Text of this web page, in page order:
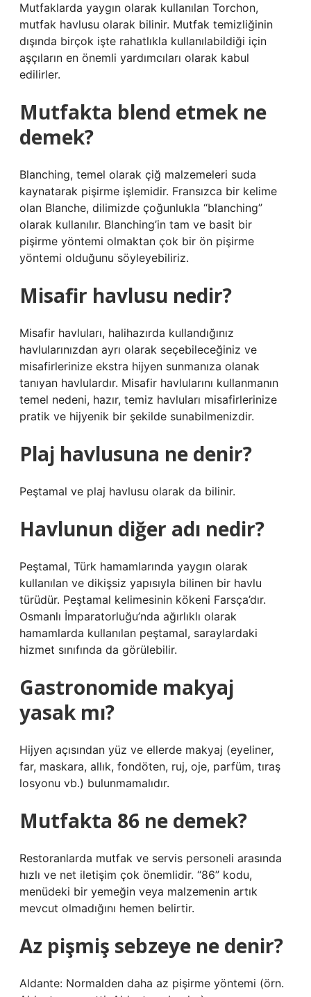
Mutfaklarda yaygın olarak kullanılan Torchon,
mutfak havlusu olarak bilinir. Mutfak temizliğinin
dışında birçok işte rahatlıkla kullanılabildiği için
aşçıların en önemli yardımcıları olarak kabul
edilirler.
Mutfakta blend etmek ne
demek?
Blanching, temel olarak çiğ malzemeleri suda
kaynatarak pişirme işlemidir. Fransızca bir kelime
olan Blanche, dilimizde çoğunlukla “blanching”
olarak kullanılır. Blanching’in tam ve basit bir
pişirme yöntemi olmaktan çok bir ön pişirme
yöntemi olduğunu söyleyebiliriz.
Misafir havlusu nedir?
Misafir havluları, halihazırda kullandığınız
havlularınızdan ayrı olarak seçebileceğiniz ve
misafirlerinize ekstra hijyen sunmanıza olanak
tanıyan havlulardır. Misafir havlularını kullanmanın
temel nedeni, hazır, temiz havluları misafirlerinize
pratik ve hijyenik bir şekilde sunabilmenizdir.
Plaj havlusuna ne denir?
Peştamal ve plaj havlusu olarak da bilinir.
Havlunun diğer adı nedir?
Peştamal, Türk hamamlarında yaygın olarak
kullanılan ve dikişsiz yapısıyla bilinen bir havlu
türüdür. Peştamal kelimesinin kökeni Farsça’dır.
Osmanlı İmparatorluğu’nda ağırlıklı olarak
hamamlarda kullanılan peştamal, saraylardaki
hizmet sınıfında da görülebilir.
Gastronomide makyaj
yasak mı?
Hijyen açısından yüz ve ellerde makyaj (eyeliner,
far, maskara, allık, fondöten, ruj, oje, parfüm, tıraş
losyonu vb.) bulunmamalıdır.
Mutfakta 86 ne demek?
Restoranlarda mutfak ve servis personeli arasında
hızlı ve net iletişim çok önemlidir. “86” kodu,
menüdeki bir yemeğin veya malzemenin artık
mevcut olmadığını hemen belirtir.
Az pişmiş sebzeye ne denir?
Aldante: Normalden daha az pişirme yöntemi (örn.